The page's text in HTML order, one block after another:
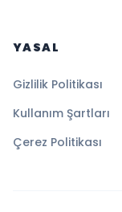
YASAL
Gizlilik Politikası
Kullanım Şartları
Çerez Politikası